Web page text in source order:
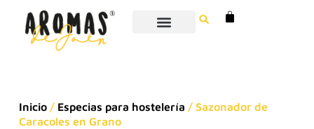
Inicio/ Especias para hostelería / Sazonador de
Caracoles en Grano